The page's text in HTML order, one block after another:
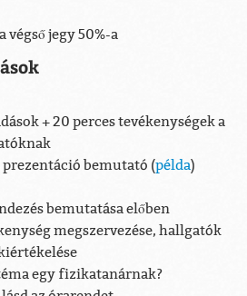
jegy 50%-a
+ 20 perces tevékenységek a
prezentáció bemutató (példa)
bemutatása előben
megszervezése, hallgatók
egy fizikatanárnak?